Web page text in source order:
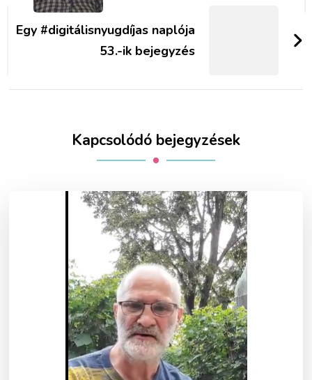
Egy #digitálisnyugdíjas naplója
53.-ik bejegyzés
Kapcsolódó bejegyzések